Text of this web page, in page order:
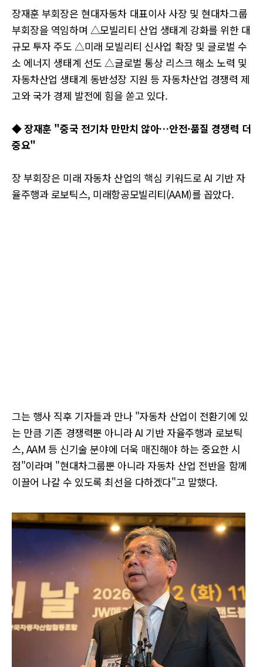
장재훈 부회장은 현대자동차 대표이사 사장 및 현대차그룹
부회장을 역임하며 △모빌리티 산업 생태계 강화를 위한 대
규모 투자 주도 △미래 모빌리티 신사업 확장 및 글로벌 수
소 에너지 생태계 선도 △글로벌 통상 리스크 해소 노력 및
자동차산업 생태계 동반성장 지원 등 자동차산업 경쟁력 제
고와 국가 경제 발전에 힘을 쏟고 있다.
◆ 장재훈 "중국 전기차 만만치 않아…안전·품질 경쟁력 더
중요"
장 부회장은 미래 자동차 산업의 핵심 키워드로 AI 기반 자
율주행과 로보틱스, 미래항공모빌리티(AAM)를 꼽았다.
그는 행사 직후 기자들과 만나 "자동차 산업이 전환기에 있
는 만큼 기존 경쟁력뿐 아니라 AI 기반 자율주행과 로보틱
스, AAM 등 신기술 분야에 더욱 매진해야 하는 중요한 시
점"이라며 "현대차그룹뿐 아니라 자동차 산업 전반을 함께
이끌어 나갈 수 있도록 최선을 다하겠다"고 말했다.